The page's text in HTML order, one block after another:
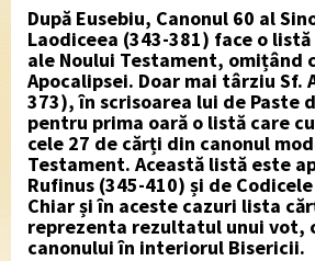
După Eusebiu, Canonul 60 al
Laodiceea (343-381) face o
ale Noului Testament, omițând
Apocalipsei. Doar mai târziu Sf.
373), în scrisoarea lui de Paste
pentru prima oară o listă care
cele 27 de cărți din canonul
Testament. Această listă este
Rufinus (345-410) și de
Chiar și în aceste cazuri lista
reprezenta rezultatul unui vot,
canonului în interiorul Bisericii.